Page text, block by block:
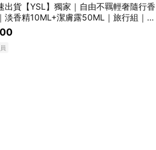
出貨【YSL】獨家｜自由不羈輕奢隨行香
淡香精10ML+潔膚露50ML｜旅行組｜奔
花草香調｜男女皆宜 |生日禮物